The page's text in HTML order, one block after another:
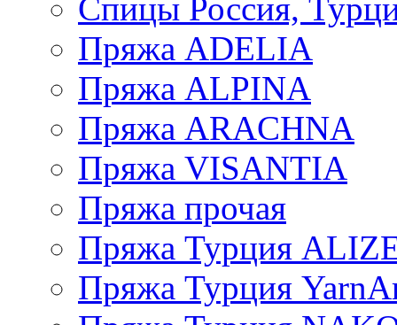
Спицы Россия,
Пряжа ADELIA
Пряжа ALPINA
Пряжа ARACHNA
Пряжа VISANTIA
Пряжа прочая
Пряжа Турция
Пряжа Турция